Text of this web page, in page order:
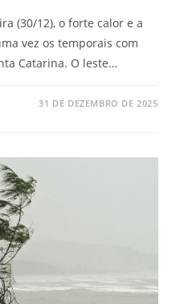
(30/12), o forte calor e a
vez os temporais com
Catarina. O leste…
31 DE DEZEMBRO DE 2025